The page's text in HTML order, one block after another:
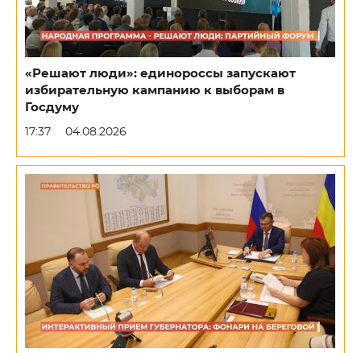
«Решают люди»: единороссы запускают
избирательную кампанию к выборам в
Госдуму
17:37 04.08.2026